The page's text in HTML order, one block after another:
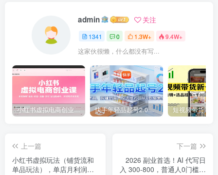
admin 关注
1341 0 1.3W+ 9.4W+
这家伙很懒，什么都没有写...
小红书虚拟电商创业课，系统拆解选品-内容-流量-变现，实现零成本变现 快手年轻品起号2.0：养号选品，剪辑封面，投流技巧，从0到爆单全流程
上一篇
小红书虚拟玩法（铺货流和
单品玩法），单店月利润
下一篇
2026 副业首选！AI 代写日
入 300-800，普通人0门槛，